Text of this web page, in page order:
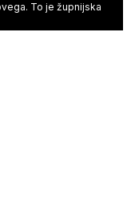
To je župnijska